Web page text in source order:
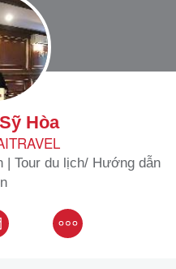
Hòa
| Tour du lịch/ Hướng dẫn